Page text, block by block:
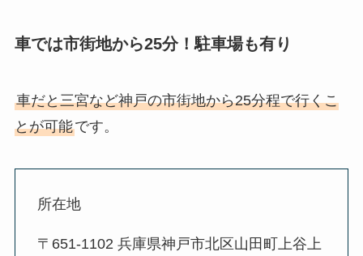
車では市街地から25分！駐車場も有り
車だと三宮など神戸の市街地から25分程で行くこ
とが可能です。
所在地
〒651-1102 兵庫県神戸市北区山田町上谷上